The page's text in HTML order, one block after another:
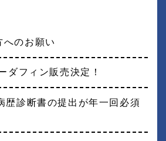
へのお願い
ダフィン販売決定！
歴診断書の提出が年一回必須